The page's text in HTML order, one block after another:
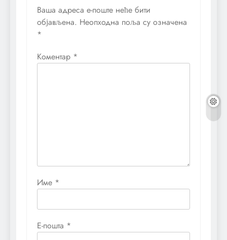
Ваша адреса е-поште неће бити
објављена. Неопходна поља су означена
*
Коментар *
Име *
Е-пошта *